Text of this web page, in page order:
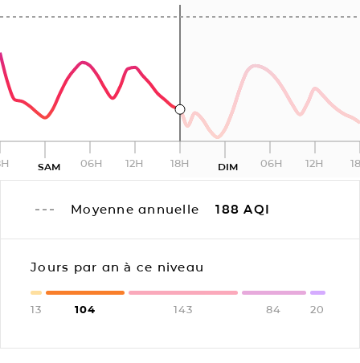
SAM 06H 12H 18H DIM 06H 12H
Moyenne annuelle 188 AQI
Jours par an à ce niveau
13 104 143 84 20